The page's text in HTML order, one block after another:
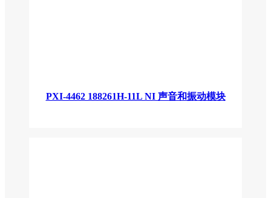
PXI-4462 188261H-11L NI 声音和振动模块